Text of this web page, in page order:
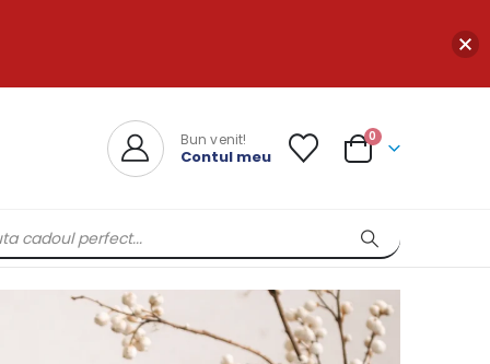
Bun venit!
Contul meu
0